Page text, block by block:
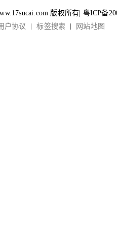
版权所有| 粤ICP备
户协议 标签搜索 网站地图